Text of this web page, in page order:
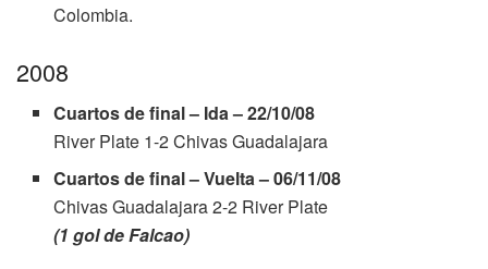
Colombia.
2008
Cuartos de final – Ida – 22/10/08
River Plate 1-2 Chivas Guadalajara
Cuartos de final – Vuelta – 06/11/08
Chivas Guadalajara 2-2 River Plate
(1 gol de Falcao)